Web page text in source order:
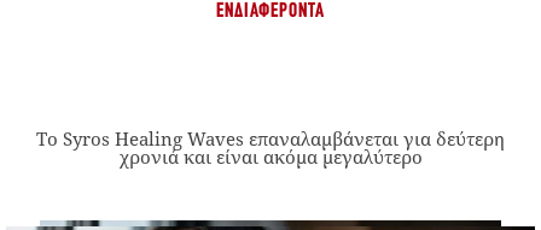
ΕΝΔΙΑΦΈΡΟΝΤΑ
Το Syros Healing Waves επαναλαμβάνεται για δεύτερη
χρονιά και είναι ακόμα μεγαλύτερο